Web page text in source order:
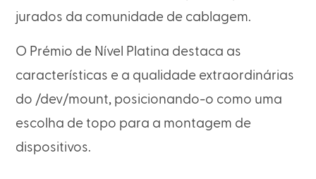
jurados da comunidade de cablagem.
O Prémio de Nível Platina destaca as
características e a qualidade extraordinárias
do /dev/mount, posicionando-o como uma
escolha de topo para a montagem de
dispositivos.